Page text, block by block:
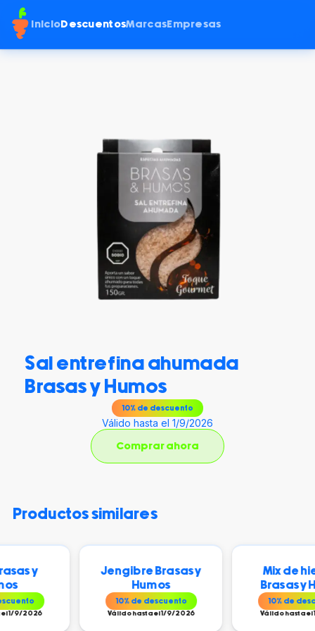
Inicio DescuentosMarcas Empresas
Sal entrefina ahumada
Brasas y Humos
10% de descuento
Válido hasta el 1/9/2026
Comprar ahora
productos similares
Jengibre Brasas y
Humos
% de descuento
Válido hasta el 1/9/2026
Mix de hierbas
Brasas y Humos
% de descuento
Válido hasta el 1/9/2026